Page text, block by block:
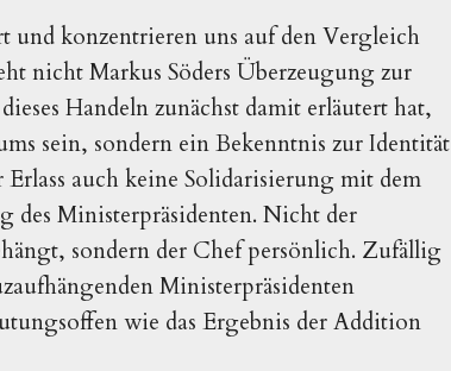
und konzentrieren uns auf den Vergleich
nicht Markus Söders Überzeugung zur
Handeln zunächst damit erläutert hat,
sein, sondern ein Bekenntnis zur Identität
Erlass auch keine Solidarisierung mit dem
des Ministerpräsidenten. Nicht der
sondern der Chef persönlich. Zufällig
Ministerpräsidenten
wie das Ergebnis der Addition